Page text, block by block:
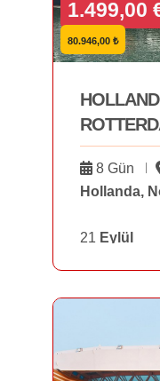
1.499,00
80.946,00 ₺
AVRUPA
21 EYLÜL
8 Gün
Hollanda,
21 Eylül